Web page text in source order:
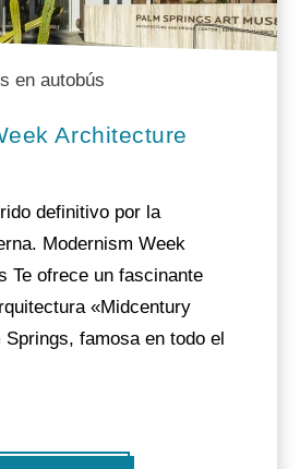
en autobús
Architecture
definitivo por la
Modernism Week
Te ofrece un fascinante
«Midcentury
Springs, famosa en todo el